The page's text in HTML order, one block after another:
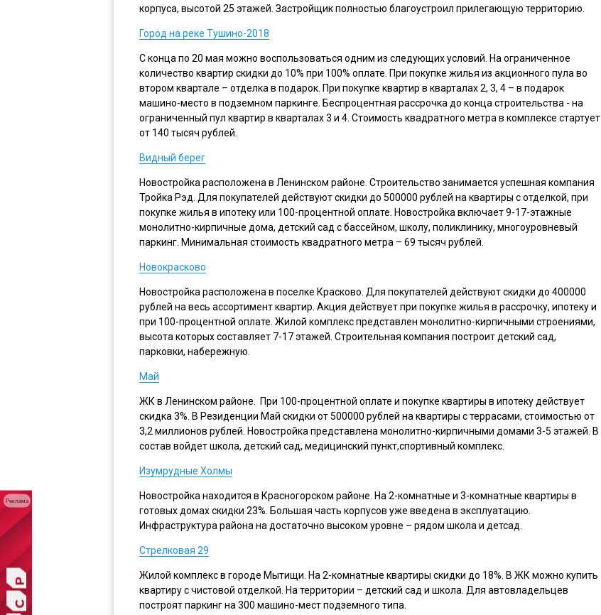
корпуса, высотой 25 этажей. Застройщик полностью благоустроил прилегающую территорию.
Город на реке Тушино-2018
С конца по 20 мая можно воспользоваться одним из следующих условий. На ограниченное
количество квартир скидки до 10% при 100% оплате. При покупке жилья из акционного пула во
втором квартале – отделка в подарок. При покупке квартир в кварталах 2, 3, 4 – в подарок
машино-место в подземном паркинге. Беспроцентная рассрочка до конца строительства - на
ограниченный пул квартир в кварталах 3 и 4. Стоимость квадратного метра в комплексе стартует
от 140 тысяч рублей.
Видный берег
Новостройка расположена в Ленинском районе. Строительство занимается успешная компания
Тройка Рэд. Для покупателей действуют скидки до 500000 рублей на квартиры с отделкой, при
покупке жилья в ипотеку или 100-процентной оплате. Новостройка включает 9-17-этажные
монолитно-кирпичные дома, детский сад с бассейном, школу, поликлинику, многоуровневый
паркинг. Минимальная стоимость квадратного метра – 69 тысяч рублей.
Новокрасково
Новостройка расположена в поселке Красково. Для покупателей действуют скидки до 400000
рублей на весь ассортимент квартир. Акция действует при покупке жилья в рассрочку, ипотеку и
при 100-процентной оплате. Жилой комплекс представлен монолитно-кирпичными строениями,
высота которых составляет 7-17 этажей. Строительная компания построит детский сад,
парковки, набережную.
Май
ЖК в Ленинском районе. При 100-процентной оплате и покупке квартиры в ипотеку действует
скидка 3%. В Резиденции Май скидки от 500000 рублей на квартиры с террасами, стоимостью от
3,2 миллионов рублей. Новостройка представлена монолитно-кирпичными домами 3-5 этажей. В
состав войдет школа, детский сад, медицинский пункт,спортивный комплекс.
Изумрудные Холмы
Новостройка находится в Красногорском районе. На 2-комнатные и 3-комнатные квартиры в
готовых домах скидки 23%. Большая часть корпусов уже введена в эксплуатацию.
Инфраструктура района на достаточно высоком уровне – рядом школа и детсад.
Стрелковая 29
Жилой комплекс в городе Мытищи. На 2-комнатные квартиры скидки до 18%. В ЖК можно купить
квартиру с чистовой отделкой. На территории – детский сад и школа. Для автовладельцев
построят паркинг на 300 машино-мест подземного типа.
Реклама